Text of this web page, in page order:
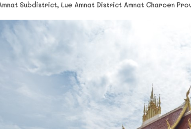
Subdistrict, Lue Amnat District Amnat Charoen